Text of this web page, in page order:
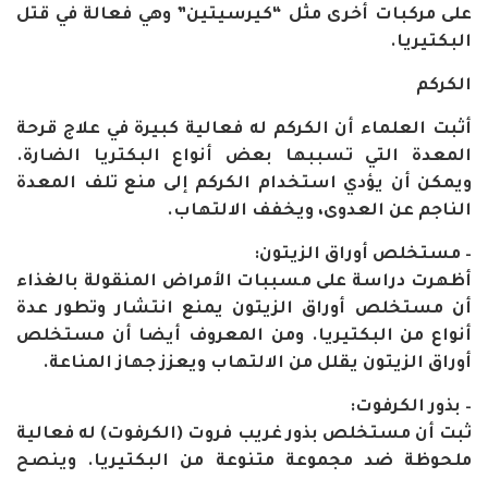
على مركبات أخرى مثل “كيرسيتين” وهي فعالة في قتل
البكتيريا.
الكركم
أثبت العلماء أن الكركم له فعالية كبيرة في علاج قرحة
المعدة التي تسببها بعض أنواع البكتريا الضارة.
ويمكن أن يؤدي استخدام الكركم إلى منع تلف المعدة
الناجم عن العدوى، ويخفف الالتهاب.
– مستخلص أوراق الزيتون:
أظهرت دراسة على مسببات الأمراض المنقولة بالغذاء
أن مستخلص أوراق الزيتون يمنع انتشار وتطور عدة
أنواع من البكتيريا. ومن المعروف أيضا أن مستخلص
أوراق الزيتون يقلل من الالتهاب ويعزز جهاز المناعة.
– بذور الكرفوت:
ثبت أن مستخلص بذور غريب فروت (الكرفوت) له فعالية
ملحوظة ضد مجموعة متنوعة من البكتيريا. وينصح